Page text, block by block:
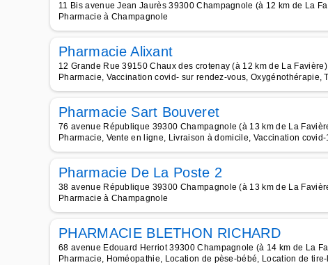
11 Bis avenue Jean Jaurès 39300 Champagnole (à 12 km de La
Pharmacie à Champagnole
Pharmacie Alixant
12 Grande Rue 39150 Chaux des crotenay (à 12 km de La Favière)
Pharmacie, Vaccination covid- sur rendez-vous, Oxygénothérapie,
Pharmacie Sart Bouveret
76 avenue République 39300 Champagnole (à 13 km de La
Pharmacie, Vente en ligne, Livraison à domicile, Vaccination
Pharmacie De La Poste 2
38 avenue République 39300 Champagnole (à 13 km de La
Pharmacie à Champagnole
PHARMACIE BLETHON RICHARD
68 avenue Edouard Herriot 39300 Champagnole (à 14 km de La
Pharmacie, Homéopathie, Location de pèse-bébé, Location de